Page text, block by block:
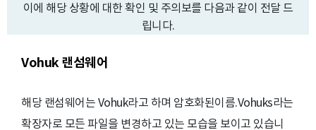
이에 해당 상황에 대한 확인 및 주의보를 다음과 같이 전달 드
립니다.
Vohuk 랜섬웨어
해당 랜섬웨어는 Vohuk라고 하며 암호화된이름.Vohuks라는
확장자로 모든 파일을 변경하고 있는 모습을 보이고 있습니